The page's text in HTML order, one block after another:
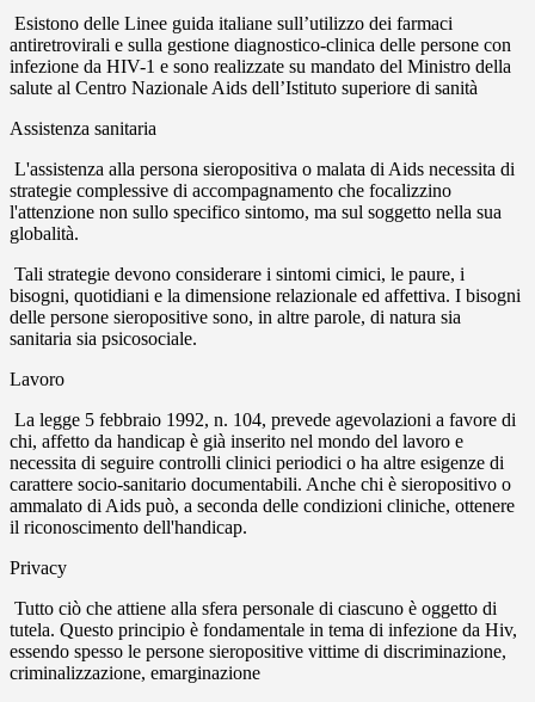
Esistono delle Linee guida italiane sull’utilizzo dei farmaci
antiretrovirali e sulla gestione diagnostico-clinica delle persone con
infezione da HIV-1 e sono realizzate su mandato del Ministro della
salute al Centro Nazionale Aids dell’Istituto superiore di sanità
Assistenza sanitaria
L'assistenza alla persona sieropositiva o malata di Aids necessita di
strategie complessive di accompagnamento che focalizzino
l'attenzione non sullo specifico sintomo, ma sul soggetto nella sua
globalità.
Tali strategie devono considerare i sintomi cimici, le paure, i
bisogni, quotidiani e la dimensione relazionale ed affettiva. I bisogni
delle persone sieropositive sono, in altre parole, di natura sia
sanitaria sia psicosociale.
Lavoro
La legge 5 febbraio 1992, n. 104, prevede agevolazioni a favore di
chi, affetto da handicap è già inserito nel mondo del lavoro e
necessita di seguire controlli clinici periodici o ha altre esigenze di
carattere socio-sanitario documentabili. Anche chi è sieropositivo o
ammalato di Aids può, a seconda delle condizioni cliniche, ottenere
il riconoscimento dell'handicap.
Privacy
Tutto ciò che attiene alla sfera personale di ciascuno è oggetto di
tutela. Questo principio è fondamentale in tema di infezione da Hiv,
essendo spesso le persone sieropositive vittime di discriminazione,
criminalizzazione, emarginazione